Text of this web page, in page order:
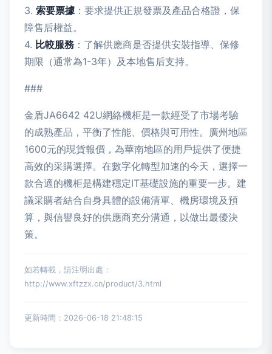
3. 索要票據：要求提供正規發票及產品合格證，保
障售后權益。
4. 比較服務 ：了解供應商是否提供安裝指導、保修
期限（通常為1-3年）及本地售后支持。
###
金盾JA6642 42U網絡機柜是一款經受了市場考驗
的成熟產品，平衡了性能、價格與可用性。廣州地區
1600元的現貨報價，為華南地區的用戶提供了便捷
高效的采購選擇。在數字化轉型加速的今天，選擇一
款合適的機柜是構建穩定IT基礎設施的重要一步。建
議采購者結合自身具體的設備清單、機房環境及預
算，與信譽良好的供應商充分溝通，以做出最優決
策。
如若轉載，請注明出處：
http://www.xftzzx.cn/product/3.html
更新時間：2026-06-18 21:48:15